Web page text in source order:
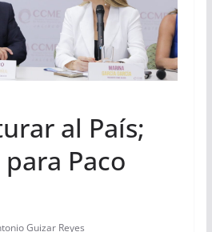
al País;
Paco
Guizar Reyes